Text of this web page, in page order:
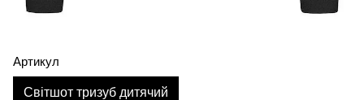
Артикул
Світшот тризуб дитячий